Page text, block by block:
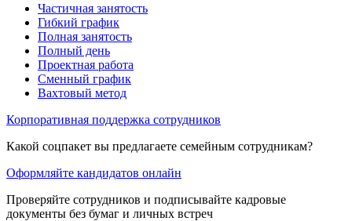
Частичная занятость
Гибкий график
Полная занятость
Полный день
Проектная работа
Сменный график
Вахтовый метод
Корпоративная поддержка сотрудников
Какой соцпакет вы предлагаете семейным сотрудникам?
Оформляйте кандидатов онлайн
Проверяйте сотрудников и подписывайте кадровые
документы без бумаг и личных встреч